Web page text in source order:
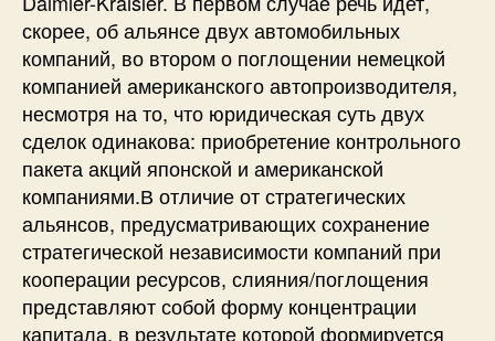
скорее, об альянсе двух автомобильных
компаний, во втором о поглощении немецкой
компанией американского автопроизводителя,
несмотря на то, что юридическая суть двух
сделок одинакова: приобретение контрольного
пакета акций японской и американской
компаниями.В отличие от стратегических
альянсов, предусматривающих сохранение
стратегической независимости компаний при
кооперации ресурсов, слияния/поглощения
представляют собой форму концентрации
капитала, в результате которой формируется